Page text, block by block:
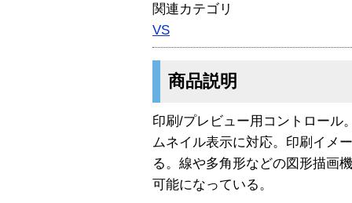
関連カテゴリ
VS
商品説明
印刷/プレビュー用コントロール
ムネイル表示に対応。印刷イメ
る。線や多角形などの図形描画
可能になっている。